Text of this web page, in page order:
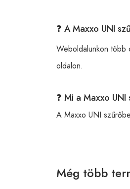
❓ A Maxxo UNI
Weboldalunkon több
oldalon.
❓ Mi a Maxxo
A Maxxo UNI
Még több